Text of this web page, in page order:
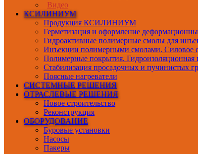
Видео
КСИЛИНИУМ
Продукция КСИЛИНИУМ
Герметизация и оформление
Гидроактивные полимерные смолы для
Инъекции полимерными смолами. Силовое
Полимерные покрытия. Гидроизоляционная
Стабилизация просадочных и пучинистых
Поясные нагреватели
СИСТЕМНЫЕ РЕШЕНИЯ
ОТРАСЛЕВЫЕ РЕШЕНИЯ
Новое строительство
Реконструкция
ОБОРУДОВАНИЕ
Буровые установки
Насосы
Пакеры